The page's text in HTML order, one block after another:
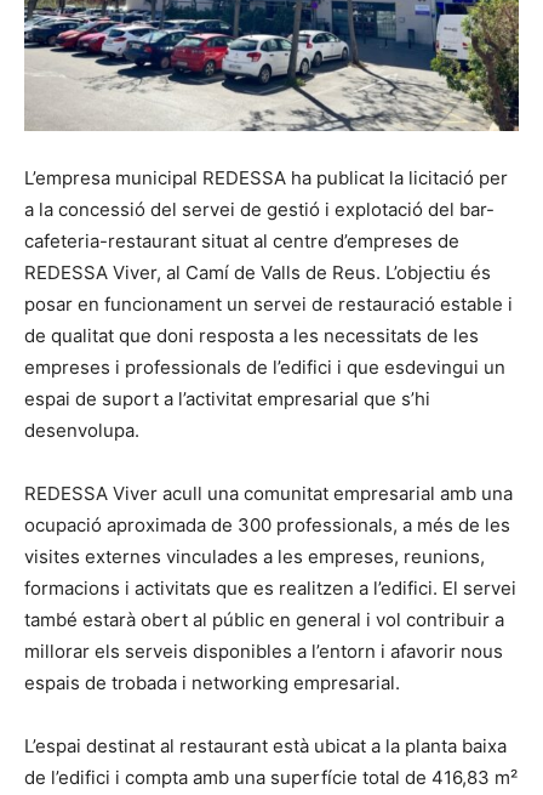
L’empresa municipal REDESSA ha publicat la licitació per
a la concessió del servei de gestió i explotació del bar-
cafeteria-restaurant situat al centre d’empreses de
REDESSA Viver, al Camí de Valls de Reus. L’objectiu és
posar en funcionament un servei de restauració estable i
de qualitat que doni resposta a les necessitats de les
empreses i professionals de l’edifici i que esdevingui un
espai de suport a l’activitat empresarial que s’hi
desenvolupa.
REDESSA Viver acull una comunitat empresarial amb una
ocupació aproximada de 300 professionals, a més de les
visites externes vinculades a les empreses, reunions,
formacions i activitats que es realitzen a l’edifici. El servei
també estarà obert al públic en general i vol contribuir a
millorar els serveis disponibles a l’entorn i afavorir nous
espais de trobada i networking empresarial.
L’espai destinat al restaurant està ubicat a la planta baixa
de l’edifici i compta amb una superfície total de 416,83 m²